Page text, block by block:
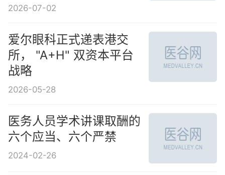
2026-07-02
爱尔眼科正式递表港交
所， "A+H" 双资本平台
战略
2026-05-28
医务人员学术讲课取酬的
六个应当、六个严禁
2024-02-26